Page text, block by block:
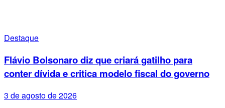
Destaque
Flávio Bolsonaro diz que criará gatilho para
conter dívida e critica modelo fiscal do governo
3 de agosto de 2026